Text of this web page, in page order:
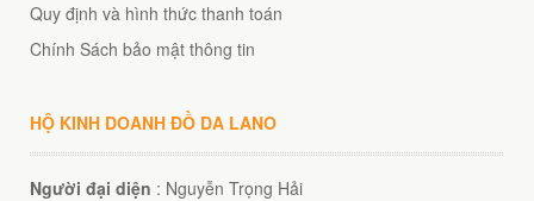
Quy định và hình thức thanh toán
Chính Sách bảo mật thông tin
HỘ KINH DOANH ĐỒ DA LANO
Người đại diện : Nguyễn Trọng Hải